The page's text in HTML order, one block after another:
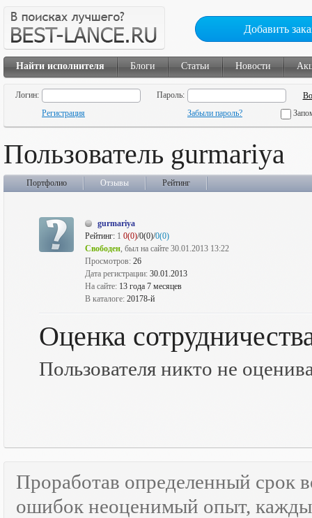
Добавить
Найти исполнителя Блоги Статьи Новости
Логин:
Пароль:
Регистрация
Забыли пароль?
Пользователь gurmariya
Портфолио Отзывы Рейтинг
gurmariya
Рейтинг: 1 0(0)/0(0)/0(0)
Свободен, был на сайте 30.01.2013 13:22
Просмотров: 26
Дата регистрации: 30.01.2013
На сайте: 13 года 7 месяцев
В каталоге: 20178-й
Оценка
Пользователя никто не
Проработав определенный срок
ошибок неоценимый опыт,